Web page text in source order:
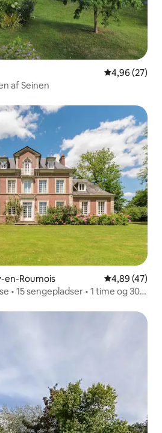
4,96 ud af 5 i
4,96 (27)
af Seinen
en-Roumois 4,89 ud af 5 i
4,89 (47)
• 15 sengepladser • 1 time og 30